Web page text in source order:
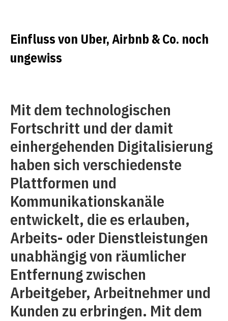
Einfluss von Uber, Airbnb & Co. noch
ungewiss
Mit dem technologischen
Fortschritt und der damit
einhergehenden Digitalisierung
haben sich verschiedenste
Plattformen und
Kommunikationskanäle
entwickelt, die es erlauben,
Arbeits- oder Dienstleistungen
unabhängig von räumlicher
Entfernung zwischen
Arbeitgeber, Arbeitnehmer und
Kunden zu erbringen. Mit dem